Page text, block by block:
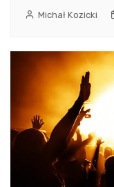
Michał Kozicki